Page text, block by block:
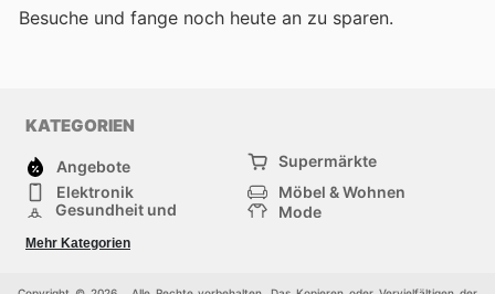
Besuche und fange noch heute an zu sparen.
KATEGORIEN
Angebote
Supermärkte
Elektronik
Möbel & Wohnen
Gesundheit und
Mode
Sportartikel und
Sportbekleidung
Mehr Kategorien